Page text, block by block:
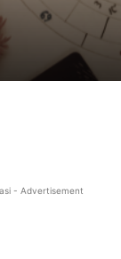
- Advertisement